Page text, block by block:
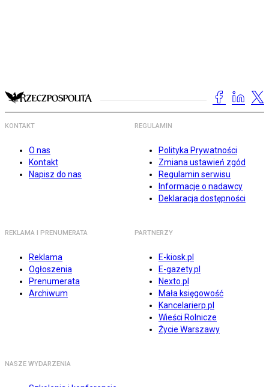
KONTAKT
O nas
Kontakt
Napisz do nas
REGULAMIN
Polityka Prywatności
Zmiana ustawień zgód
Regulamin serwisu
Informacje o nadawcy
Deklaracja dostępności
REKLAMA I PRENUMERATA
Reklama
Ogłoszenia
Prenumerata
Archiwum
PARTNERZY
E-kiosk.pl
E-gazety.pl
Nexto.pl
Mała księgowość
Kancelarierp.pl
Wieści Rolnicze
Życie Warszawy
NASZE WYDARZENIA